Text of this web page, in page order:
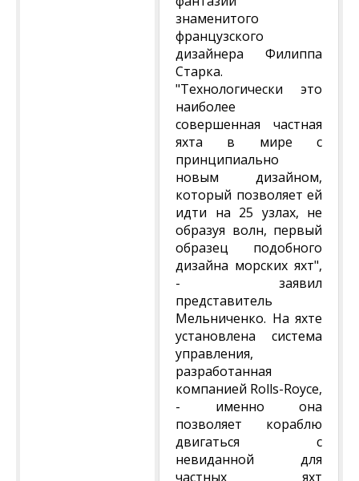
знаменитого
французского
дизайнера Филиппа
Старка.
"Технологически это
наиболее
совершенная частная
яхта в мире с
принципиально
новым дизайном,
который позволяет ей
идти на 25 узлах, не
образуя волн, первый
образец подобного
дизайна морских яхт",
- заявил
представитель
Мельниченко. На яхте
установлена система
управления,
разработанная
компанией Rolls-Royce,
- именно она
позволяет кораблю
двигаться с
невиданной для
частных яхт